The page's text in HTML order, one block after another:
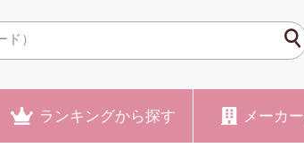
ランキングから探す メーカー